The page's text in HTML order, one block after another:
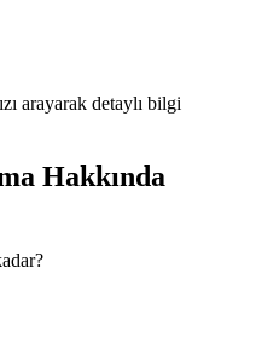
arayarak detaylı bilgi
Hakkında